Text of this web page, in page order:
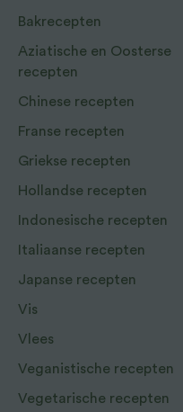
Bakrecepten
Aziatische en Oosterse
recepten
Chinese recepten
Franse recepten
Griekse recepten
Hollandse recepten
Indonesische recepten
Italiaanse recepten
Japanse recepten
Vis
Vlees
Veganistische recepten
Vegetarische recepten